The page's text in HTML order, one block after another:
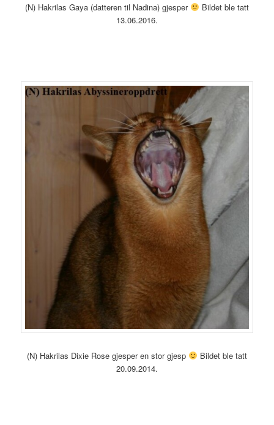
(N) Hakrilas Gaya (datteren til Nadina) gjesper
Bildet ble tatt
13.06.2016.
(N) Hakrilas Dixie Rose gjesper en stor gjesp
Bildet ble tatt
20.09.2014.